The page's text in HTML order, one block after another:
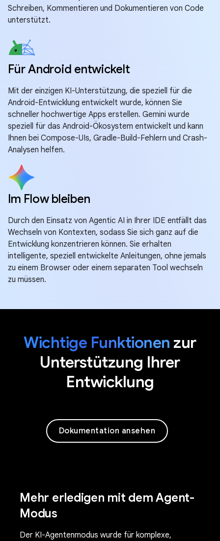
Schreiben, Kommentieren und Dokumentieren von Code
unterstützt.
Für Android entwickelt
Mit der einzigen KI-Unterstützung, die speziell für die
Android-Entwicklung entwickelt wurde, können Sie
schneller hochwertige Apps erstellen. Gemini wurde
speziell für das Android-Ökosystem entwickelt und kann
Ihnen bei Compose-UIs, Gradle-Build-Fehlern und Crash-
Analysen helfen.
Im Flow bleiben
Durch den Einsatz von Agentic AI in Ihrer IDE entfällt das
Wechseln von Kontexten, sodass Sie sich ganz auf die
Entwicklung konzentrieren können. Sie erhalten
intelligente, speziell entwickelte Anleitungen, ohne jemals
zu einem Browser oder einem separaten Tool wechseln
zu müssen.
Wichtige Funktionen zur
Unterstützung Ihrer
Entwicklung
Dokumentation ansehen
Mehr erledigen mit dem Agent-
Modus
Der KI-Agentenmodus wurde für komplexe,